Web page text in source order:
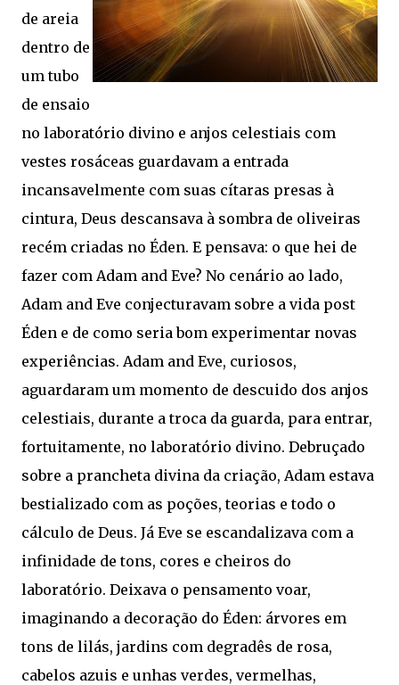
de areia
dentro de
um tubo
de ensaio
no laboratório divino e anjos celestiais com
vestes rosáceas guardavam a entrada
incansavelmente com suas cítaras presas à
cintura, Deus descansava à sombra de oliveiras
recém criadas no Éden. E pensava: o que hei de
fazer com Adam and Eve? No cenário ao lado,
Adam and Eve conjecturavam sobre a vida post
Éden e de como seria bom experimentar novas
experiências. Adam and Eve, curiosos,
aguardaram um momento de descuido dos anjos
celestiais, durante a troca da guarda, para entrar,
fortuitamente, no laboratório divino. Debruçado
sobre a prancheta divina da criação, Adam estava
bestializado com as poções, teorias e todo o
cálculo de Deus. Já Eve se escandalizava com a
infinidade de tons, cores e cheiros do
laboratório. Deixava o pensamento voar,
imaginando a decoração do Éden: árvores em
tons de lilás, jardins com degradês de rosa,
cabelos azuis e unhas verdes, vermelhas,